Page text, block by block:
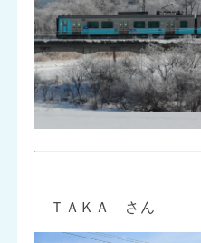
ＴＡＫＡ さん